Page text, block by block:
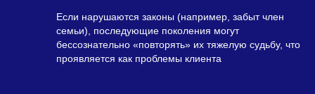
Если нарушаются законы (например, забыт член
семьи), последующие поколения могут
бессознательно «повторять» их тяжелую судьбу, что
проявляется как проблемы клиента